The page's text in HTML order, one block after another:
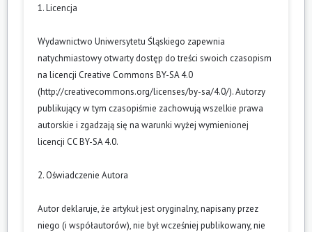
1. Licencja
Wydawnictwo Uniwersytetu Śląskiego zapewnia
natychmiastowy otwarty dostęp do treści swoich czasopism
na licencji Creative Commons BY-SA 4.0
(http://creativecommons.org/licenses/by-sa/4.0/). Autorzy
publikujący w tym czasopiśmie zachowują wszelkie prawa
autorskie i zgadzają się na warunki wyżej wymienionej
licencji CC BY-SA 4.0.
2. Oświadczenie Autora
Autor deklaruje, że artykuł jest oryginalny, napisany przez
niego (i współautorów), nie był wcześniej publikowany, nie